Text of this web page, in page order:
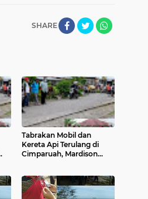
SHARE
Tabrakan Mobil dan
Kereta Api Terulang di
Cimparuah, Mardison